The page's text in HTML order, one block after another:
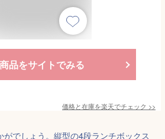
品をサイトでみる
価格と在庫を楽天でチェック >>
でしょう。縦型の4段ランチボックス